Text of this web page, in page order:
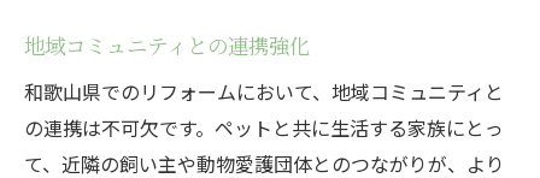
地域コミュニティとの連携強化
和歌山県でのリフォームにおいて、地域コミュニティと
の連携は不可欠です。ペットと共に生活する家族にとっ
て、近隣の飼い主や動物愛護団体とのつながりが、より